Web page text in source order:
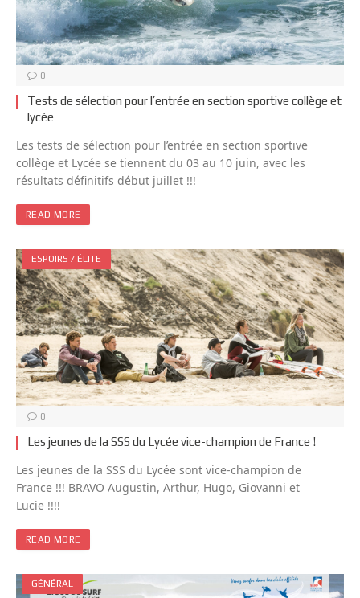
0
Tests de sélection pour l’entrée en section sportive collège et
lycée
Les tests de sélection pour l’entrée en section sportive
collège et Lycée se tiennent du 03 au 10 juin, avec les
résultats définitifs début juillet !!!
READ MORE
ESPOIRS / ÉLITE
0
Les jeunes de la SSS du Lycée vice-champion de France !
Les jeunes de la SSS du Lycée sont vice-champion de
France !!! BRAVO Augustin, Arthur, Hugo, Giovanni et
Lucie !!!!
READ MORE
GÉNÉRAL